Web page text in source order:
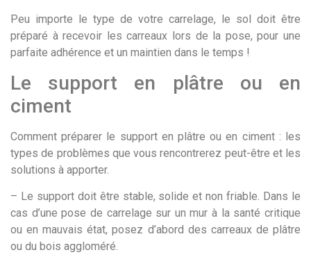
Peu importe le type de votre carrelage, le sol doit être
préparé à recevoir les carreaux lors de la pose, pour une
parfaite adhérence et un maintien dans le temps !
Le support en plâtre ou en
ciment
Comment préparer le support en plâtre ou en ciment : les
types de problèmes que vous rencontrerez peut-être et les
solutions à apporter.
– Le support doit être stable, solide et non friable. Dans le
cas d’une pose de carrelage sur un mur à la santé critique
ou en mauvais état, posez d’abord des carreaux de plâtre
ou du bois aggloméré.